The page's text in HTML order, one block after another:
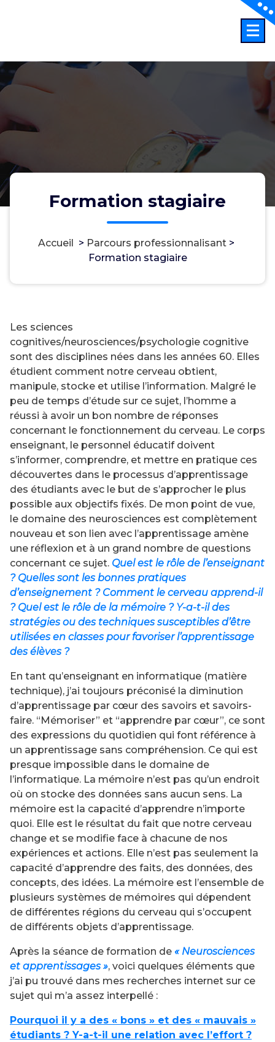
Formation stagiaire
Accueil > Parcours professionnalisant >
Formation stagiaire
Les sciences
cognitives/neurosciences/psychologie cognitive
sont des disciplines nées dans les années 60. Elles
étudient comment notre cerveau obtient,
manipule, stocke et utilise l’information. Malgré le
peu de temps d’étude sur ce sujet, l’homme a
réussi à avoir un bon nombre de réponses
concernant le fonctionnement du cerveau. Le corps
enseignant, le personnel éducatif doivent
s’informer, comprendre, et mettre en pratique ces
découvertes dans le processus d’apprentissage
des étudiants avec le but de s’approcher le plus
possible aux objectifs fixés. De mon point de vue,
le domaine des neurosciences est complètement
nouveau et son lien avec l’apprentissage amène
une réflexion et à un grand nombre de questions
concernant ce sujet. Quel est le rôle de l’enseignant
? Quelles sont les bonnes pratiques
d’enseignement ? Comment le cerveau apprend-il
? Quel est le rôle de la mémoire ? Y-a-t-il des
stratégies ou des techniques susceptibles d’être
utilisées en classes pour favoriser l’apprentissage
des élèves ?
En tant qu’enseignant en informatique (matière
technique), j’ai toujours préconisé la diminution
d’apprentissage par cœur des savoirs et savoirs-
faire. “Mémoriser” et “apprendre par cœur”, ce sont
des expressions du quotidien qui font référence à
un apprentissage sans compréhension. Ce qui est
presque impossible dans le domaine de
l’informatique. La mémoire n’est pas qu’un endroit
où on stocke des données sans aucun sens. La
mémoire est la capacité d’apprendre n’importe
quoi. Elle est le résultat du fait que notre cerveau
change et se modifie face à chacune de nos
expériences et actions. Elle n’est pas seulement la
capacité d’apprendre des faits, des données, des
concepts, des idées. La mémoire est l’ensemble de
plusieurs systèmes de mémoires qui dépendent
de différentes régions du cerveau qui s’occupent
de différents objets d’apprentissage.
Après la séance de formation de « Neurosciences
et apprentissages », voici quelques éléments que
j’ai pu trouvé dans mes recherches internet sur ce
sujet qui m’a assez interpellé :
Pourquoi il y a des « bons » et des « mauvais »
étudiants ? Y-a-t-il une relation avec l’effort ?